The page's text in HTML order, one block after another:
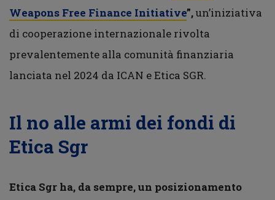
Weapons Free Finance Initiative”,un’iniziativa
di cooperazione internazionale rivolta
prevalentemente alla comunità finanziaria
lanciata nel 2024 da ICAN e Etica SGR.
Il no alle armi dei fondi di
Etica Sgr
Etica Sgr ha, da sempre, un posizionamento